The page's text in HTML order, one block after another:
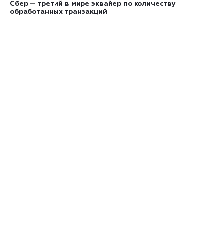
Сбер — третий в мире эквайер по количеству
обработанных транзакций